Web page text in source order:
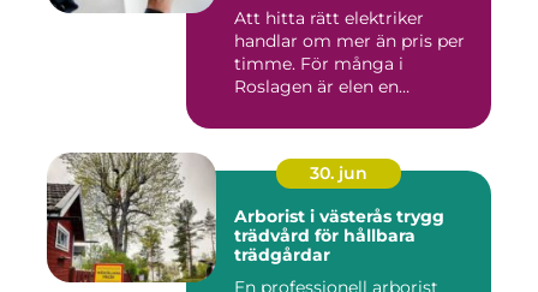
Att hitta rätt elektriker
handlar om mer än pris per
timme. För många i
Roslagen är elen en
30. jun
Arborist i västerås trygg
trädvård för hållbara
trädgårdar
En professionell arborist